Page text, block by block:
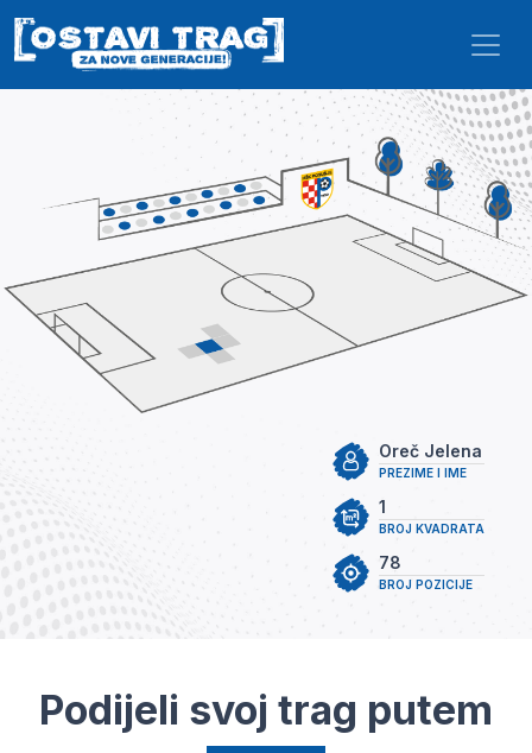
Skip to main content
PREZIME I IME
Oreč Jelena
BROJ KVADRATA
1
BROJ POZICIJE
78
Podijeli svoj trag putem